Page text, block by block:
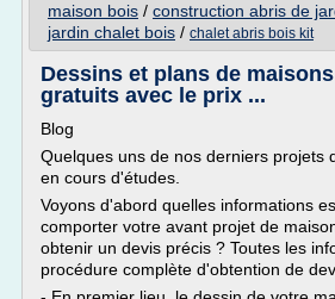
maison bois / construction abris de
jardin chalet bois / chalet abris bois kit
Dessins et plans de
gratuits avec le prix ...
Blog
Quelques uns de nos derniers projets
en cours d'études.
Voyons d'abord quelles informations
comporter votre avant projet de
obtenir un devis précis ? Toutes les
procédure complète d'obtention de